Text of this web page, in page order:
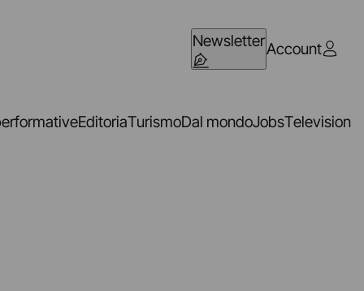
NewsletterAccount
EditoriaTurismoDal mondoJobsTelevision